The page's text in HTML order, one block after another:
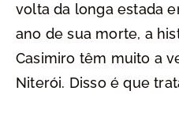
volta da longa estada
ano de sua morte, a
Casimiro têm muito a
Niterói. Disso é que